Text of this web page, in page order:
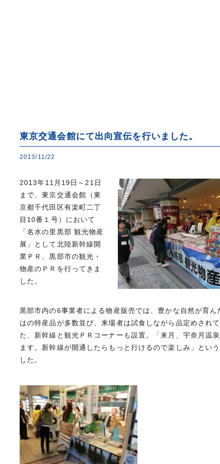
東京交通会館にて出向宣伝を行いました。
2013/11/22
2013年11月19日～21日
まで、東京交通会館（東
京都千代田区有楽町二丁
目10番１号）において
「名水の里黒部 観光物産
展」として北陸新幹線開
業ＰＲ、黒部市の観光・
物産のＰＲを行ってきま
した。
黒部市内の6事業者による物産販売では、豊かな自然が育ん
はの特産品が多数並び、来場者は試食しながら品定めされ
た、新幹線と観光ＰＲコーナーも設置。「来月、宇奈月温
ます。新幹線が開通したらもっと行けるので楽しみ」とい
した。